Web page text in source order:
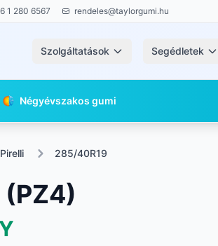
1 280 6567 rendeles@taylorgumi.hu
Szolgáltatások Segédletek
Négyévszakos gumi
Pirelli 285/40R19